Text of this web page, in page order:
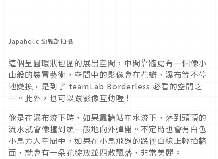
Japaholic 編輯部拍攝
這個呈圓環狀包圍的展出空間，中間靠牆處有一個像小
山般的裝置藝術，空間中的影像會在花瓣、瀑布等不停
地變換，是到了 teamLab Borderless 必看的空間之
一。此外，也可以跟影像互動喔！
像是在瀑布流下時，如果靠牆站在水流下，落到頭頂的
流水就會像撞到頭一般地向外彈開。不定時也會有白色
小鳥方入空間中，如果在小鳥飛過的路徑白線上輕拍牆
面，就會有一朵花綻放並四散飄落，非常美麗。